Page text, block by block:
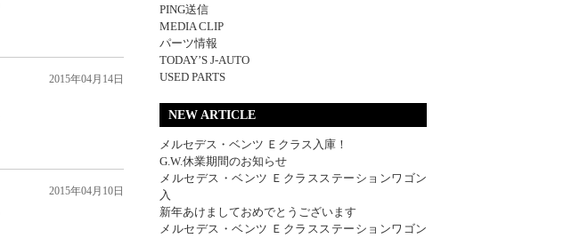
2015年04月14日
2015年04月10日
PING送信
MEDIA CLIP
パーツ情報
TODAY’S J-AUTO
USED PARTS
NEW ARTICLE
メルセデス・ベンツ Ｅクラス入庫！
G.W.休業期間のお知らせ
メルセデス・ベンツ Ｅクラスステーションワゴン
入
新年あけましておめでとうございます
メルセデス・ベンツ Ｅクラスステーションワゴン